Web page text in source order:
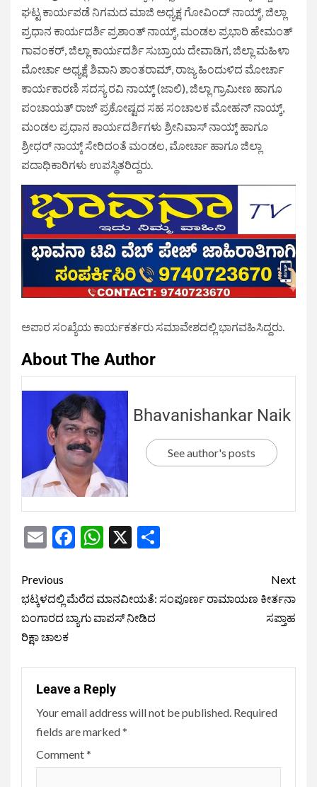
ಘಟ್ಟ ಕಾರ್ಯಪಡೆ ನಿಗಮದ ಮಾಜಿ ಅಧ್ಯಕ್ಷ ಗೋವಿಂದ್ ನಾಯ್ಕ್, ಜಿಲ್ಲಾ
ಪ್ರಧಾನ ಕಾರ್ಯದರ್ಶಿ ಪ್ರಶಾಂತ್ ನಾಯ್ಕ್, ಮಂಡಲ ಪ್ರಭಾರಿ ಹೇಮಂತ್
ಗಾವಂಕರ್, ಜಿಲ್ಲಾ ಕಾರ್ಯದರ್ಶಿ ಸುಬ್ರಾಯ ದೇವಾಡಿಗ, ಜಿಲ್ಲಾ ಮಹಿಳಾ
ಮೋರ್ಚಾ ಅಧ್ಯಕ್ಷೆ ಶಿವಾನಿ ಶಾಂತರಾಮ್, ರಾಜ್ಯ ಹಿಂದುಳಿದ ಮೋರ್ಚಾ
ಕಾರ್ಯಕಾರಣಿ ಸದಸ್ಯ ರವಿ ನಾಯ್ಕ್ (ಜಾಲಿ), ಜಿಲ್ಲಾ ಗ್ರಾಮೀಣ ಹಾಗೂ
ಪಂಚಾಯತ್ ರಾಜ್ ಪ್ರಕೋಷ್ಟದ ಸಹ ಸಂಚಾಲಕ ಮೋಹನ್ ನಾಯ್ಕ್,
ಮಂಡಲ ಪ್ರಧಾನ ಕಾರ್ಯದರ್ಶಿಗಳು ಶ್ರೀನಿವಾಸ್ ನಾಯ್ಕ್ ಹಾಗೂ
ಶ್ರೀಧರ್ ನಾಯ್ಕ್ ಸೇರಿದಂತೆ ಮಂಡಲ, ಮೋರ್ಚಾ ಹಾಗೂ ಜಿಲ್ಲಾ
ಪದಾಧಿಕಾರಿಗಳು ಉಪಸ್ಥಿತರಿದ್ದರು.
ಅಪಾರ ಸಂಖ್ಯೆಯ ಕಾರ್ಯಕರ್ತರು ಸಮಾವೇಶದಲ್ಲಿ ಭಾಗವಹಿಸಿದ್ದರು.
About The Author
Bhavanishankar Naik
See author's posts
EmailFacebook
WhatsApp
X
Previous
ಭಟ್ಕಳದಲ್ಲಿ ಮೆರೆದ ಮಾನವೀಯತೆ:
ಬಂಗಾರದ ಬ್ಯಾಗು ವಾಪಸ್ ನೀಡಿದ
ರಿಕ್ಷಾ ಚಾಲಕ
Next
ಸಂಪೂರ್ಣ ರಾಮಾಯಣ ಕೀರ್ತನಾ
ಸಪ್ತಾಹ
Leave a Reply
Your email address will not be published. Required
fields are marked*
Comment*